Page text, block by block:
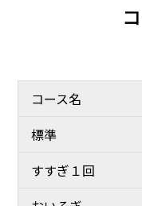
コース名
標準
すすぎ１回